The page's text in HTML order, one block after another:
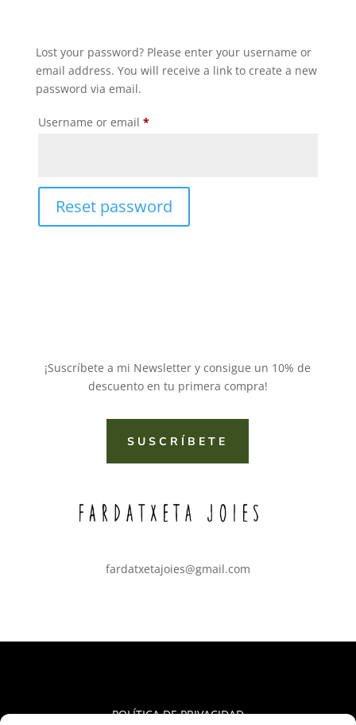
Lost your password? Please enter your username or
email address. You will receive a link to create a new
password via email.
Username or email *Required
Reset password
¡Suscríbete a mi Newsletter y consigue un 10% de
descuento en tu primera compra!
SUSCRÍBETE
fardatxetajoies@gmail.com
POLÍTICA DE PRIVACIDAD